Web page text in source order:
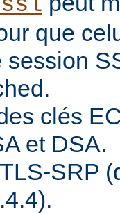
que
session
clés
et DSA.
SRP